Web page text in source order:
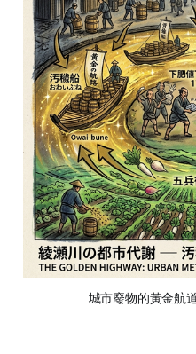
城市廢物的黃金航